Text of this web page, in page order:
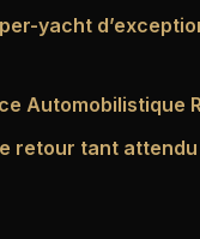
yacht
Automobilistique
retour tant